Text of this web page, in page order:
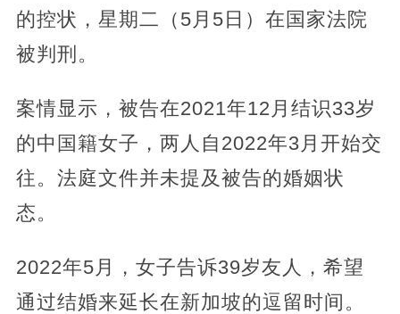
的控状，星期二（5月5日）在国家法院
被判刑。
案情显示，被告在2021年12月结识33岁
的中国籍女子，两人自2022年3月开始交
往。法庭文件并未提及被告的婚姻状
态。
2022年5月，女子告诉39岁友人，希望
通过结婚来延长在新加坡的逗留时间。